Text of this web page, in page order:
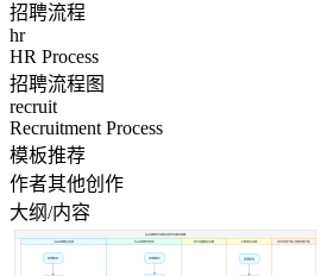
招聘流程
hr
HR Process
招聘流程图
recruit
Recruitment Process
模板推荐
作者其他创作
大纲/内容